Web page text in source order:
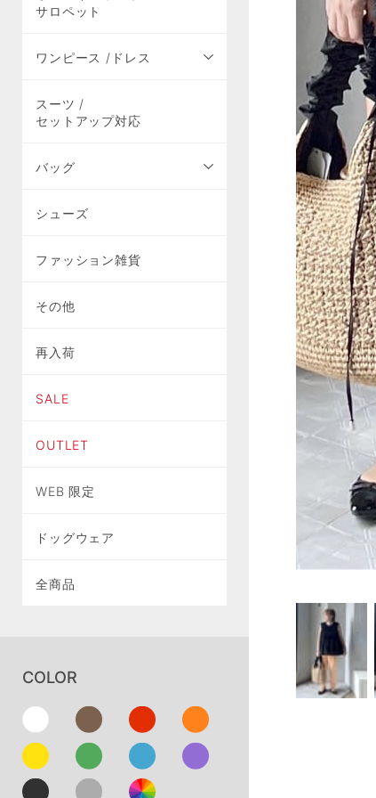
サロペット
ワンピース /ドレス
スーツ /
セットアップ対応
バッグ
シューズ
ファッション雑貨
その他
再入荷
SALE
OUTLET
WEB 限定
ドッグウェア
全商品
COLOR